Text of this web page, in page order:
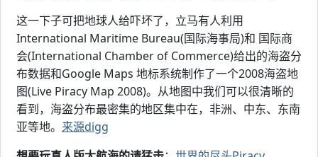
这一下子可把地球人给吓坏了，立马有人利用
International Maritime Bureau(国际海事局)和 国际商
会(International Chamber of Commerce)给出的海盗分
布数据和Google Maps 地标系统制作了一个2008海盗地
图(Live Piracy Map 2008)。从地图中我们可以很清晰的
看到，海盗分布最密集的地区集中在，非洲、中东、东南
亚等地。 来源digg